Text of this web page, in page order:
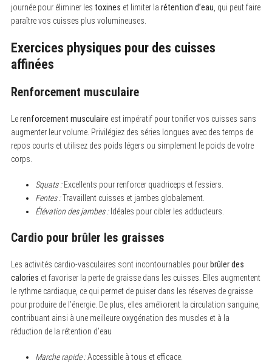
journée pour éliminer les toxines et limiter la rétention d’eau , qui peut faire
paraître vos cuisses plus volumineuses.
Exercices physiques pour des cuisses
affinées
Renforcement musculaire
Lerenforcement musculaire est impératif pour tonifier vos cuisses sans
augmenter leur volume. Privilégiez des séries longues avec des temps de
repos courts et utilisez des poids légers ou simplement le poids de votre
corps.
Squats :Excellents pour renforcer quadriceps et fessiers.
Fentes :Travaillent cuisses et jambes globalement.
Élévation des jambes :Idéales pour cibler les adducteurs.
Cardio pour brûler les graisses
Les activités cardio-vasculaires sont incontournables pour brûler des
calories et favoriser la perte de graisse dans les cuisses. Elles augmentent
le rythme cardiaque, ce qui permet de puiser dans les réserves de graisse
pour produire de l’énergie. De plus, elles améliorent la circulation sanguine,
contribuant ainsi à une meilleure oxygénation des muscles et à la
réduction de la rétention d’eau
Marche rapide :Accessible à tous et efficace.
S
e
a
r
h